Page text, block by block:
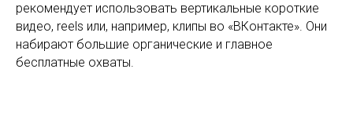
рекомендует использовать вертикальные короткие
видео, reels или, например, клипы во «ВКонтакте». Они
набирают большие органические и главное
бесплатные охваты.